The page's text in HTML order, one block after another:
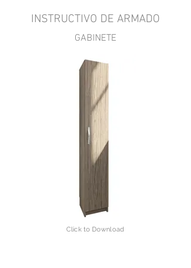
INSTRUCTIVO DE ARMADO
GABINETE
Click to Download